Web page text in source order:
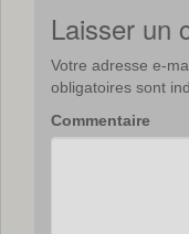
Laisser un
Votre adresse e-
obligatoires sont
Commentaire